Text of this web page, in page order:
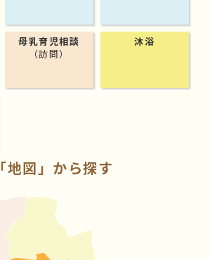
母乳育児相談
（訪問）
沐浴
「地図」から探す